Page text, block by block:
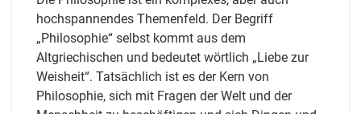
hochspannendes Themenfeld. Der Begriff
„Philosophie“ selbst kommt aus dem
Altgriechischen und bedeutet wörtlich „Liebe zur
Weisheit“. Tatsächlich ist es der Kern von
Philosophie, sich mit Fragen der Welt und der